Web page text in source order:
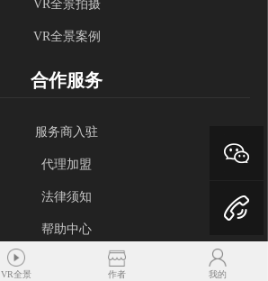
VR全景 作者 我的
VR全景拍摄
VR全景案例
合作服务
服务商入驻
代理加盟
法律须知
帮助中心